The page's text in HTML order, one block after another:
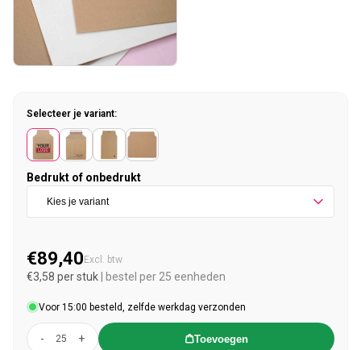
Selecteer je variant:
Bedrukt of onbedrukt
Normale prijs
€89,40 Excl. btw
€3,58 per stuk | bestel per 25 eenheden
Voor 15:00 besteld, zelfde werkdag verzonden
- + Toevoegen